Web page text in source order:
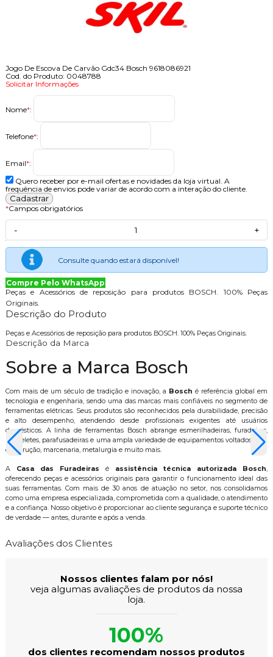
Jogo De Escova De Carvão Gdc34 Bosch 9618086921
Cod. do Produto: 0048788
Solicitar Informações
Nome*:
Telefone*:
Email*:
Quero receber por e-mail ofertas e novidades da loja virtual. A
frequência de envios pode variar de acordo com a interação do cliente.
*Campos obrigatórios
- +
Consulte quando estará disponível!
Compre Pelo WhatsApp
Peças e Acessórios de reposição para produtos BOSCH. 100% Peças
Originais.
Descrição do Produto
Peças e Acessórios de reposição para produtos BOSCH. 100% Peças Originais.
Descrição da Marca
Sobre a Marca Bosch
Com mais de um século de tradição e inovação, a Bosch é referência global em
tecnologia e engenharia, sendo uma das marcas mais confiáveis no segmento de
ferramentas elétricas. Seus produtos são reconhecidos pela durabilidade, precisão
e alto desempenho, atendendo desde profissionais exigentes até usuários
domésticos. A linha de ferramentas Bosch abrange esmerilhadeiras, furadeiras,
marteletes, parafusadeiras e uma ampla variedade de equipamentos voltados para
construção, marcenaria, metalurgia e muito mais.
A Casa das Furadeiras é assistência técnica autorizada Bosch,
oferecendo peças e acessórios originais para garantir o funcionamento ideal das
suas ferramentas. Com mais de 30 anos de atuação no setor, nos consolidamos
como uma empresa especializada, comprometida com a qualidade, o atendimento
e a confiança. Nosso objetivo é proporcionar ao cliente segurança e suporte técnico
de verdade — antes, durante e após a venda.
Avaliações dos Clientes
Nossos clientes falam por nós!
veja algumas avaliações de produtos da nossa
loja.
100%
dos clientes recomendam nossos produtos